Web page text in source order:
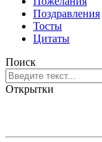
Поздравления
Тосты
Цитаты
Поиск
Открытки